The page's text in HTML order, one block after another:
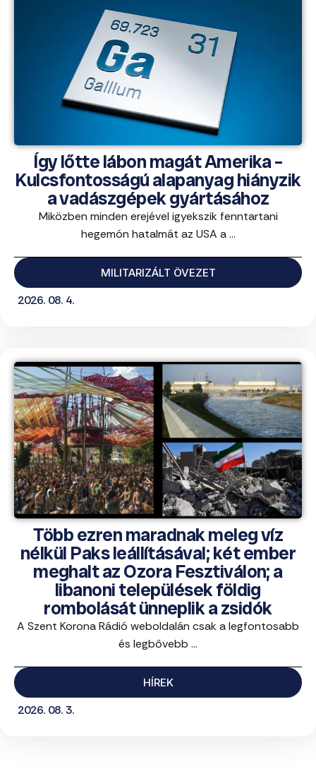
Így lőtte lábon magát Amerika –
Kulcsfontosságú alapanyag hiányzik
a vadászgépek gyártásához
Miközben minden erejével igyekszik fenntartani
hegemón hatalmát az USA a ...
MILITARIZÁLT ÖVEZET
2026. 08. 4.
Több ezren maradnak meleg víz
nélkül Paks leállításával; két ember
meghalt az Ozora Fesztiválon; a
libanoni települések földig
rombolását ünneplik a zsidók
A Szent Korona Rádió weboldalán csak a legfontosabb
és legbővebb ...
HÍREK
2026. 08. 3.